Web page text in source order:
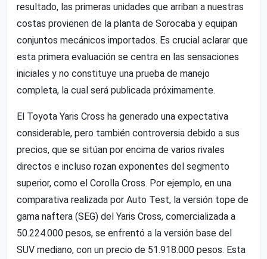
resultado, las primeras unidades que arriban a nuestras
costas provienen de la planta de Sorocaba y equipan
conjuntos mecánicos importados. Es crucial aclarar que
esta primera evaluación se centra en las sensaciones
iniciales y no constituye una prueba de manejo
completa, la cual será publicada próximamente.
El Toyota Yaris Cross ha generado una expectativa
considerable, pero también controversia debido a sus
precios, que se sitúan por encima de varios rivales
directos e incluso rozan exponentes del segmento
superior, como el Corolla Cross. Por ejemplo, en una
comparativa realizada por Auto Test, la versión tope de
gama naftera (SEG) del Yaris Cross, comercializada a
50.224.000 pesos, se enfrentó a la versión base del
SUV mediano, con un precio de 51.918.000 pesos. Esta